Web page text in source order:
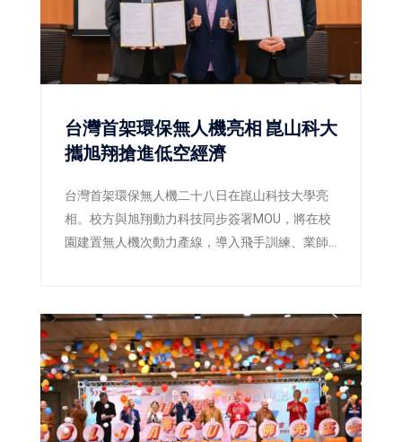
台灣首架環保無人機亮相 崑山科大
攜旭翔搶進低空經濟
台灣首架環保無人機二十八日在崑山科技大學亮
相。校方與旭翔動力科技同步簽署MOU，將在校
園建置無人機次動力產線，導入飛手訓練、業師